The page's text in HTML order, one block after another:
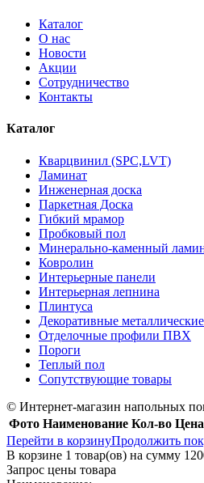
Каталог
О нас
Новости
Акции
Сотрудничество
Контакты
Каталог
Кварцвинил (SPC,LVT)
Ламинат
Инженерная доска
Паркетная Доска
Гибкий мрамор
Пробковый пол
Минерально-каменный
Ковролин
Интерьерные панели
Интерьерная лепнина
Плинтуса
Декоративные
Отделочные профили ПВХ
Пороги
Теплый пол
Сопутствующие товары
© Интернет-магазин напольных
Фото Наименование Кол-во Цена
Перейти в корзинуПродолжить
В корзине 1 товар(ов) на сумму
Запрос цены товара